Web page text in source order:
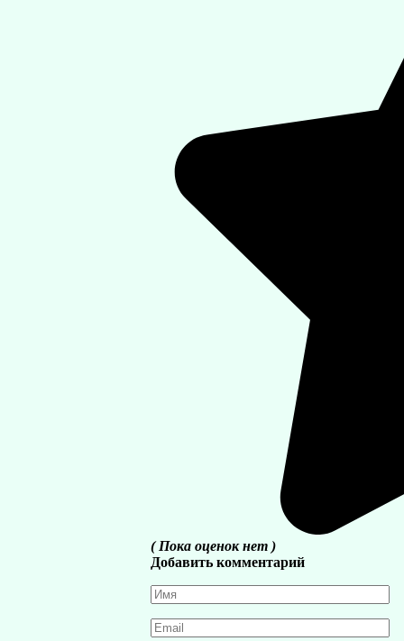
( Пока оценок нет )
Добавить комментарий
Имя
*
Email